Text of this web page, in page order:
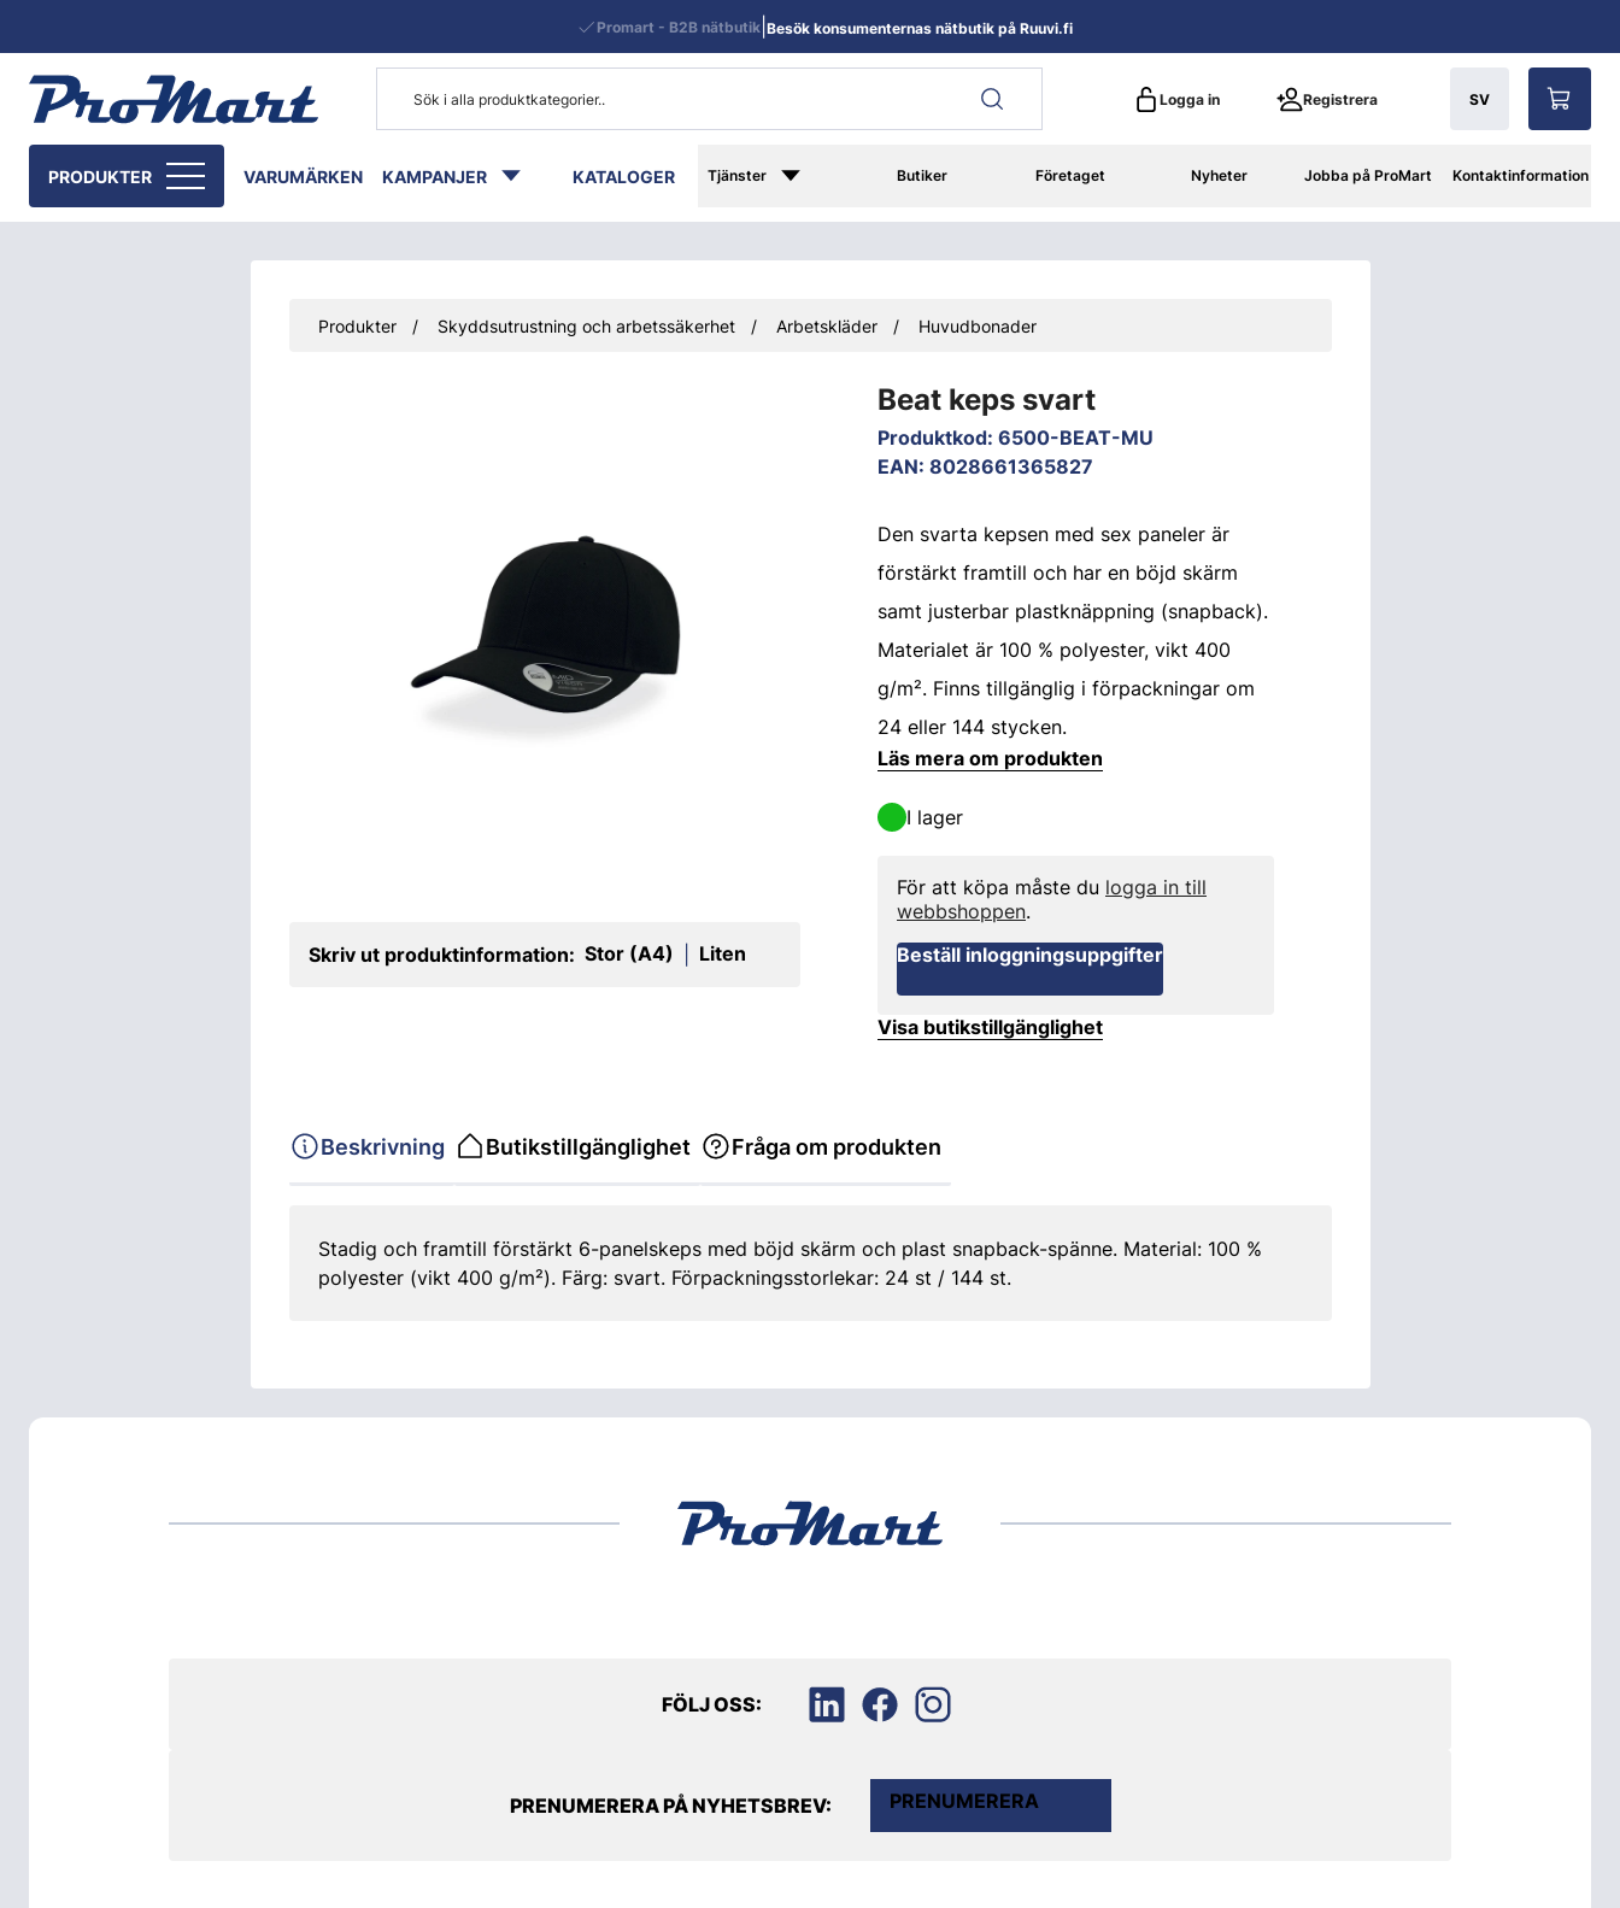
Logga in Registrera SV
PRODUKTER VARUMÄRKEN KAMPANJER KATALOGER Tjänster Butiker Företaget Nyheter Jobba på ProMart Kontaktinformation
Promart - B2B nätbutik Besök konsumenternas nätbutik på Ruuvi.fi
Produkter Skyddsutrustning och arbetssäkerhet Arbetskläder Huvudbonader
Beat keps svart
Produktkod: 6500-BEAT-MU
EAN: 8028661365827
Skriv ut produktinformation: Stor (A4) Liten
Den svarta kepsen med sex paneler är
förstärkt framtill och har en böjd skärm
samt justerbar plastknäppning (snapback).
Materialet är 100 % polyester, vikt 400
g/m². Finns tillgänglig i förpackningar om
24 eller 144 stycken.
Läs mera om produkten
I lager
För att köpa måste du logga in till
webbshoppen.
Beställ inloggningsuppgifter
Visa butikstillgänglighet
Beskrivning Butikstillgänglighet Fråga om produkten
Stadig och framtill förstärkt 6-panelskeps med böjd skärm och plast snapback-spänne. Material: 100 %
polyester (vikt 400 g/m²). Färg: svart. Förpackningsstorlekar: 24 st / 144 st.
FÖLJ OSS:
PRENUMERERA PÅ NYHETSBREV: PRENUMERERA